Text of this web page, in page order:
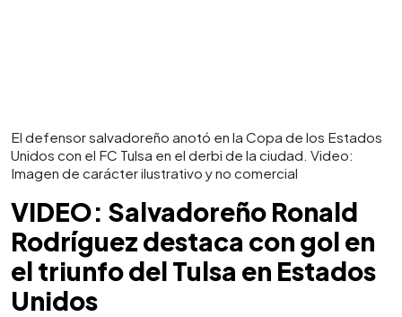
El defensor salvadoreño anotó en la Copa de los Estados
Unidos con el FC Tulsa en el derbi de la ciudad. Video:
Imagen de carácter ilustrativo y no comercial
VIDEO: Salvadoreño Ronald
Rodríguez destaca con gol en
el triunfo del Tulsa en Estados
Unidos